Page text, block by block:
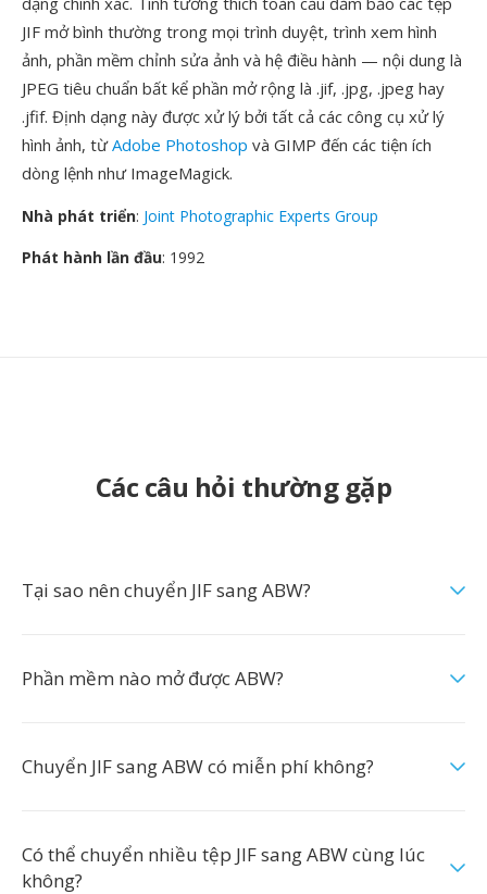
JIF mở bình thường trong mọi trình duyệt, trình xem hình
ảnh, phần mềm chỉnh sửa ảnh và hệ điều hành — nội dung là
JPEG tiêu chuẩn bất kể phần mở rộng là .jif, .jpg, .jpeg hay
.jfif. Định dạng này được xử lý bởi tất cả các công cụ xử lý
hình ảnh, từAdobe Photoshop và GIMP đến các tiện ích
dòng lệnh như ImageMagick.
Nhà phát triển: Joint Photographic Experts Group
Phát hành lần đầu: 1992
Các câu hỏi thường gặp
Tại sao nên chuyển JIF sang ABW?
Phần mềm nào mở được ABW?
Chuyển JIF sang ABW có miễn phí không?
Có thể chuyển nhiều tệp JIF sang ABW cùng lúc
không?